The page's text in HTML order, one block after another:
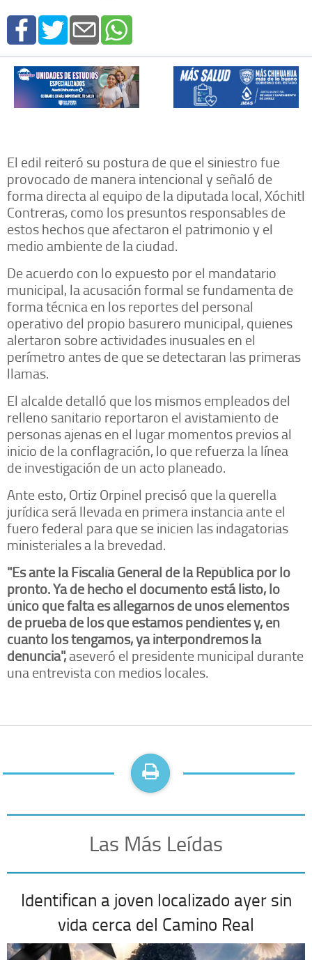
El edil reiteró su postura de que el siniestro fue
provocado de manera intencional y señaló de
forma directa al equipo de la diputada local, Xóchitl
Contreras, como los presuntos responsables de
estos hechos que afectaron el patrimonio y el
medio ambiente de la ciudad.
De acuerdo con lo expuesto por el mandatario
municipal, la acusación formal se fundamenta de
forma técnica en los reportes del personal
operativo del propio basurero municipal, quienes
alertaron sobre actividades inusuales en el
perímetro antes de que se detectaran las primeras
llamas.
El alcalde detalló que los mismos empleados del
relleno sanitario reportaron el avistamiento de
personas ajenas en el lugar momentos previos al
inicio de la conflagración, lo que refuerza la línea
de investigación de un acto planeado.
Ante esto, Ortiz Orpinel precisó que la querella
jurídica será llevada en primera instancia ante el
fuero federal para que se inicien las indagatorias
ministeriales a la brevedad.
"Es ante la Fiscalía General de la República por lo
pronto. Ya de hecho el documento está listo, lo
único que falta es allegarnos de unos elementos
de prueba de los que estamos pendientes y, en
cuanto los tengamos, ya interpondremos la
denuncia",aseveró el presidente municipal durante
una entrevista con medios locales.
Las Más Leídas
Identifican a joven localizado ayer sin
vida cerca del Camino Real